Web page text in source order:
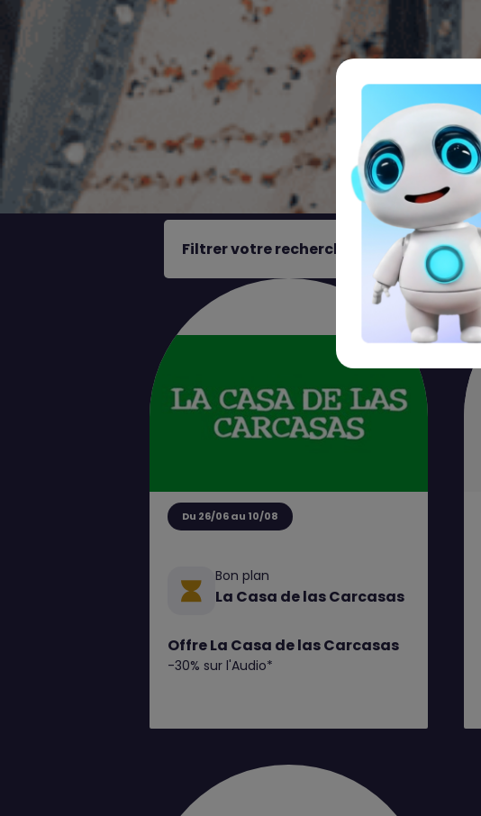
Filtrer votre recherche
Du 26/06 au 10/08
Bon plan
La Casa de las Carcasas
Offre La Casa de las Carcasas
-30% sur l'Audio*